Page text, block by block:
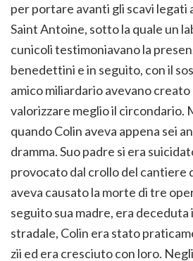
per portare avanti gli scavi legati
Saint Antoine, sotto la quale un
cunicoli testimoniavano la
benedettini e in seguito, con il
amico miliardario avevano
valorizzare meglio il circondario.
quando Colin aveva appena sei
dramma. Suo padre si era
provocato dal crollo del cantiere
aveva causato la morte di tre
seguito sua madre, era
stradale, Colin era stato
zii ed era cresciuto con loro.